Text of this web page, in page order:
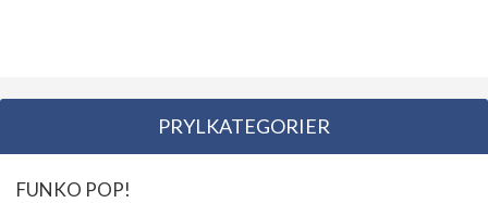
PRYLKATEGORIER
FUNKO POP!